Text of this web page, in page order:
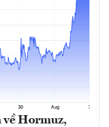
về Hormuz,